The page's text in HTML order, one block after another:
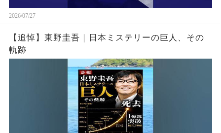
2026/07/27
【追悼】東野圭吾｜日本ミステリーの巨人、その
軌跡